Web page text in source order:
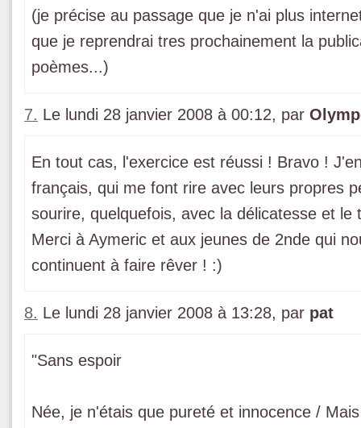
(je précise au passage que je n'ai plus
que je reprendrai tres prochainement la
poèmes...)
7. Le lundi 28 janvier 2008 à 00:12, par
En tout cas, l'exercice est réussi ! Bravo !
français, qui me font rire avec leurs propres
sourire, quelquefois, avec la délicatesse et
Merci à Aymeric et aux jeunes de 2nde qui
continuent à faire rêver ! :)
8. Le lundi 28 janvier 2008 à 13:28, par pat
"Sans espoir
Née, je n'étais que pureté et innocence /